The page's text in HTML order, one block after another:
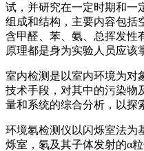
试，并研究在一定时期和一
组成和结构，主要内容包括
含甲醛、苯、氨、总挥发性
原理都是身为实验人员应该
室内检测是以室内环境为对
技术手段，对其中的污染物
量和系统的综合分析，以探
环境氡检测仪以闪烁室法为
烁室，氡及其子体发射的α